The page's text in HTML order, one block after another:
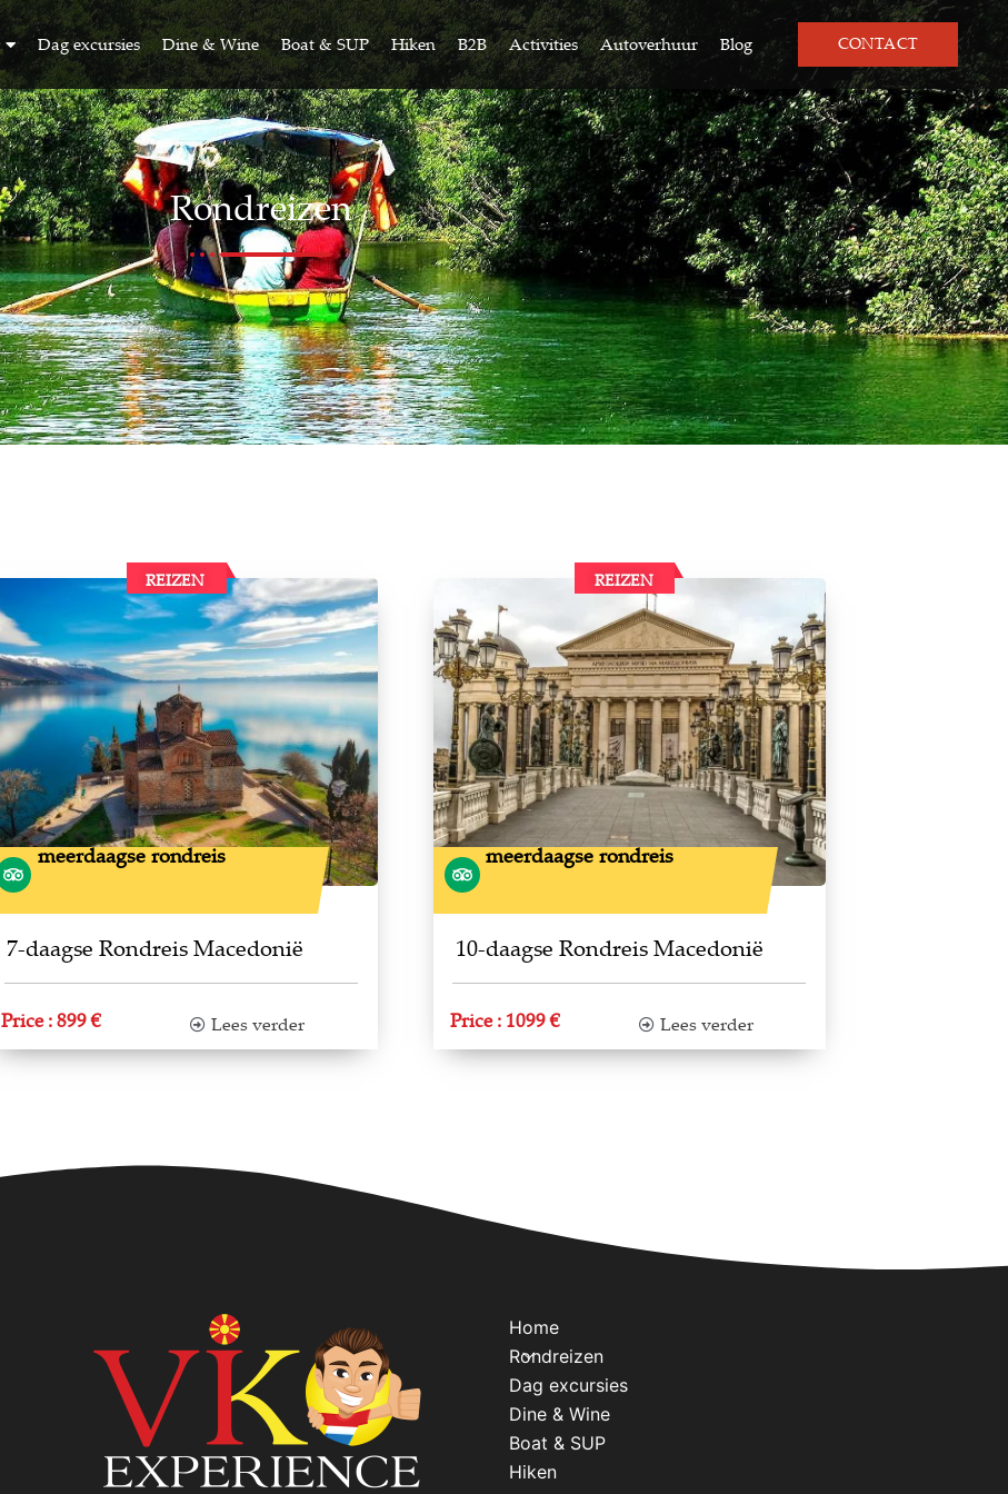
Dag excursies Dine & Wine Boat & SUP Hiken B2B Activities Autoverhuur Blog CONTACT
Rondreizen
REIZEN
meerdaagse rondreis
7-daagse Rondreis Macedonië
Price : 899 € Lees verder
REIZEN
meerdaagse rondreis
10-daagse Rondreis Macedonië
Price : 1099 € Lees verder
Home
Rondreizen
Dag excursies
Dine & Wine
Boat & SUP
Hiken